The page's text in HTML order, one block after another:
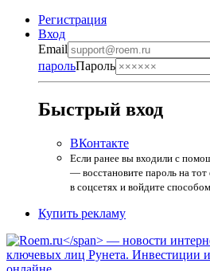
Регистрация
Вход
Email
парольПароль
Быстрый вход
ВКонтакте
Если ранее вы входили с
— восстановите пароль на
в соцсетях и войдите
Купить рекламу